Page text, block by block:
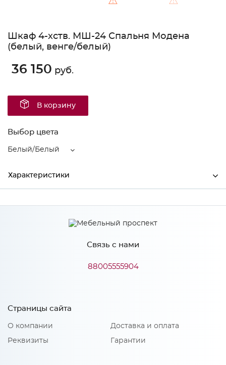
Шкаф 4-хств. МШ-24 Спальня Модена
(белый, венге/белый)
36 150 руб.
В корзину
Выбор цвета
Белый/Белый
Характеристики
Ширина 1600
2200
544
Тэкс
Материал
Связь с нами
88005555904
Страницы сайта
О компании
Реквизиты
Доставка и оплата
Гарантии